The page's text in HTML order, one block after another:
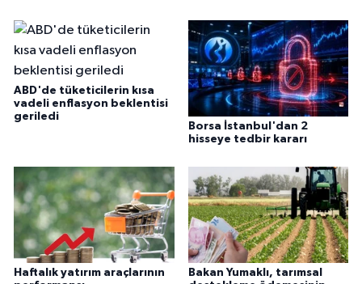
ABD'de tüketicilerin kısa
vadeli enflasyon beklentisi
geriledi
Borsa İstanbul'dan 2
hisseye tedbir kararı
Haftalık yatırım araçlarının
Bakan Yumaklı, tarımsal